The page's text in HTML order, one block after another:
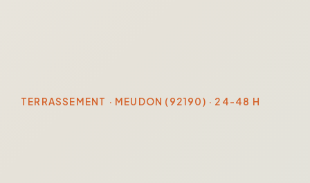
TERRASSEMENT · MEUDON (92190) · 24-48 H